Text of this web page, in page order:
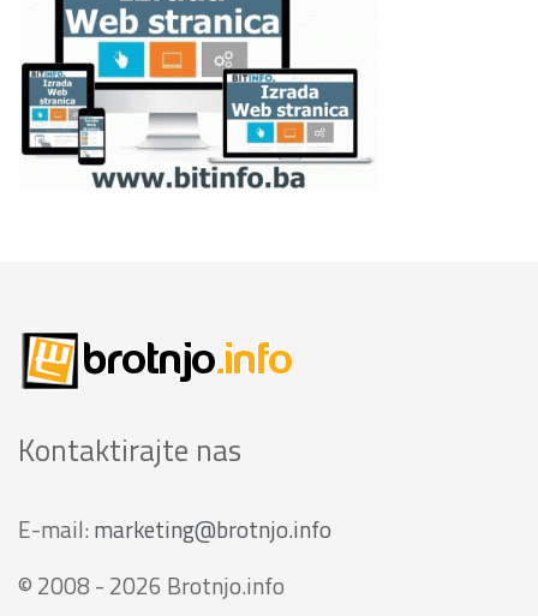
Kontaktirajte nas
E-mail: marketing@brotnjo.info
© 2008 - 2026 Brotnjo.info